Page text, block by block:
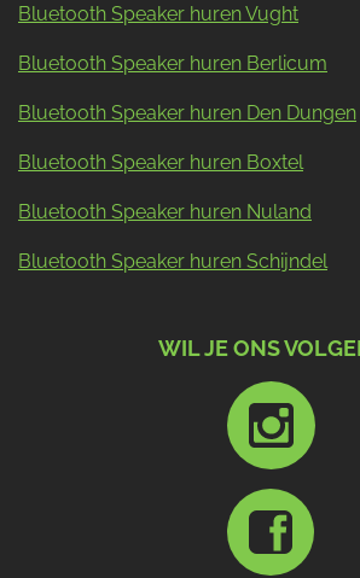
Bluetooth Speaker huren Vught
Bluetooth Speaker huren Berlicum
Bluetooth Speaker huren Den Dungen
Bluetooth Speaker huren Boxtel
Bluetooth Speaker huren Nuland
Bluetooth Speaker huren Schijndel
WIL JE ONS